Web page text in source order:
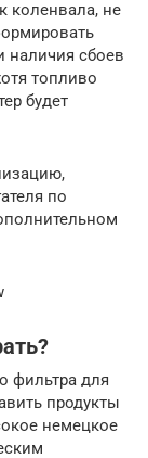
коленвала, не
наличия сбоев
топливо
будет
по
фильтра для
продукты
немецкое